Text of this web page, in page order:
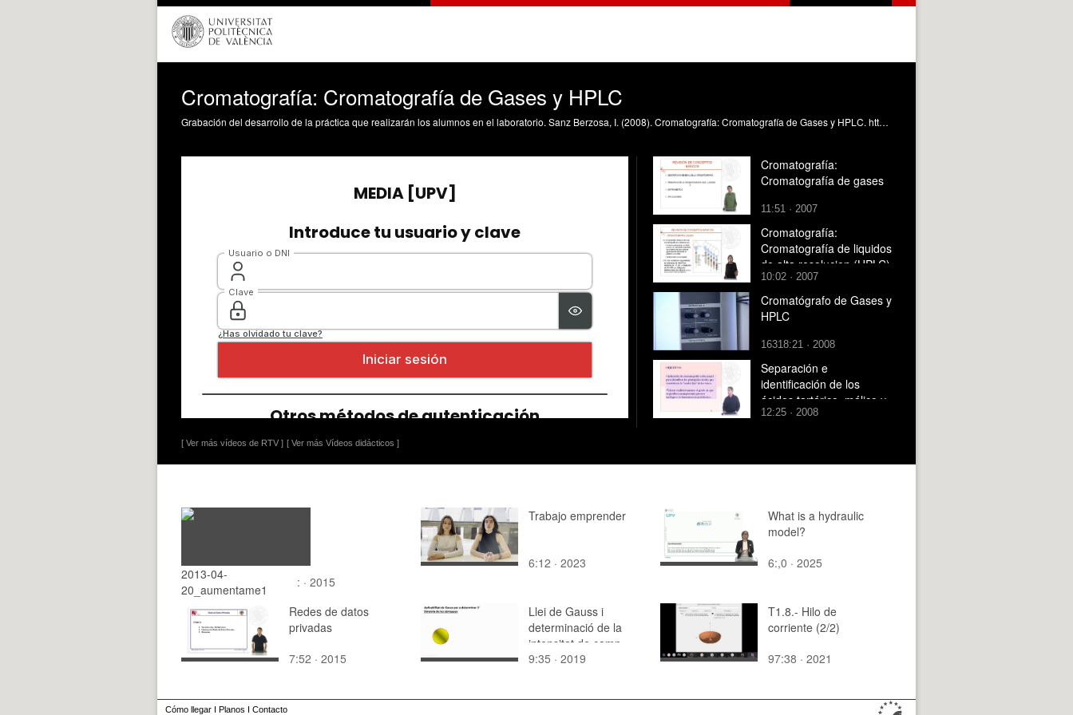
Cromatografía: Cromatografía de Gases y HPLC
Grabación del desarrollo de la práctica que realizarán los alumnos en el laboratorio. Sanz Berzosa, I. (2008). Cromatografía: Cromatografía de Gases y HPLC. https://riunet.upv.es/handle/10251/1674
[ Ver más vídeos de RTV ] [ Ver más Vídeos didácticos ]
Cromatografía:
Cromatografía de gases
11:51 · 2007
Cromatografía:
Cromatografía de liquidos
de alta resolucion (HPLC)
10:02 · 2007
Cromatógrafo de Gases y
HPLC
16318:21 · 2008
Separación e
identificación de los
ácidos tartárico, málico y
láctico en muestras de
papel
12:25 · 2008
2013-04-
20_aumentame1
: · 2015
Trabajo emprender
6:12 · 2023
What is a hydraulic
model?
6:,0 · 2025
Redes de datos
privadas
7:52 · 2015
Llei de Gauss i
determinació de la
intensitat de camp
elèctric
9:35 · 2019
T1.8.- Hilo de
corriente (2/2)
97:38 · 2021
Cómo llegar I Planos I Contacto